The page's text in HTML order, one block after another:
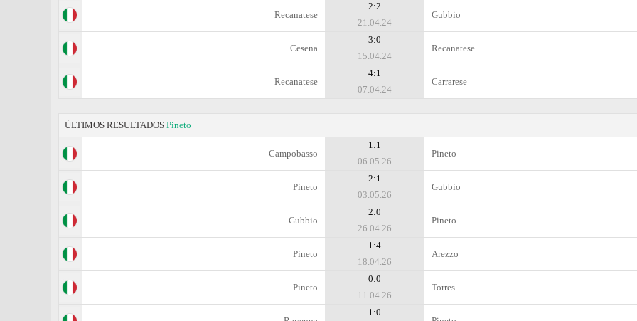
Recanatese
2:2
21.04.24
Gubbio
Cesena
3:0
15.04.24
Recanatese
Recanatese
4:1
07.04.24
Carrarese
ÚLTIMOS RESULTADOS Pineto
Campobasso
1:1
06.05.26
Pineto
Pineto
2:1
03.05.26
Gubbio
Gubbio
2:0
26.04.26
Pineto
Pineto
1:4
18.04.26
Arezzo
Pineto
0:0
11.04.26
Torres
1:0